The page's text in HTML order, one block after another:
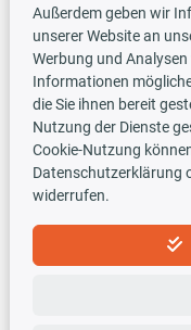
Vorauskasse
Versandarten
TecDoc INSIDE
Außerdem geben wir
unserer Website an
Werbung und
Informationen
die Sie ihnen bereit
Nutzung der Dienste
Cookie-Nutzung
Datenschutzerklärung
widerrufen.